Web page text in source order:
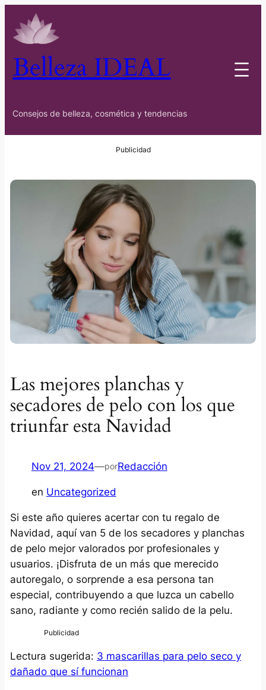
Belleza IDEAL
Consejos de belleza, cosmética y tendencias
Las mejores planchas y
secadores de pelo con los que
triunfar esta Navidad
Nov 21, 2024—porRedacción
en Uncategorized
Si este año quieres acertar con tu regalo de
Navidad, aquí van 5 de los secadores y planchas
de pelo mejor valorados por profesionales y
usuarios. ¡Disfruta de un más que merecido
autoregalo, o sorprende a esa persona tan
especial, contribuyendo a que luzca un cabello
sano, radiante y como recién salido de la pelu.
Lectura sugerida: 3 mascarillas para pelo seco y
dañado que sí funcionan